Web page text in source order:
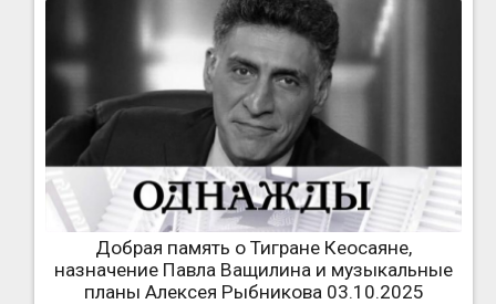
Добрая память о Тигране Кеосаяне,
назначение Павла Ващилина и музыкальные
планы Алексея Рыбникова 03.10.2025